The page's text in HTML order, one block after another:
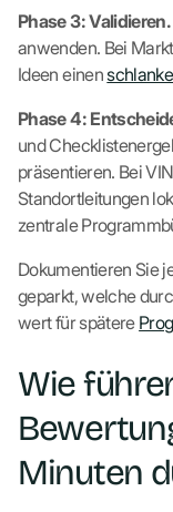
Phase 3: Validieren.
anwenden. Bei
Ideen einen
Phase 4:
und
präsentieren. Bei
Standortleitungen
zentrale
Dokumentieren Sie
geparkt, welche
wert für spätere
Wie
Minuten